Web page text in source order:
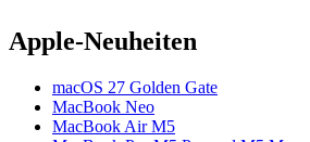
Apple-Neuheiten
macOS 27 Golden Gate
MacBook Neo
MacBook Air M5